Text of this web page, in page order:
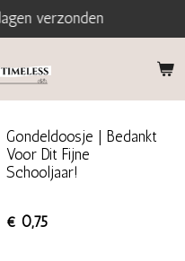
verzonden
Gondeldoosje | Bedankt
Voor Dit Fijne
Schooljaar!
€ 0,75